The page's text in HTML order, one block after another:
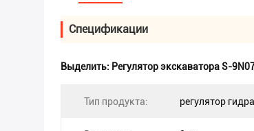
Спецификации
Выделить: Регулятор экскаватора S-
Тип продукта: регулятор